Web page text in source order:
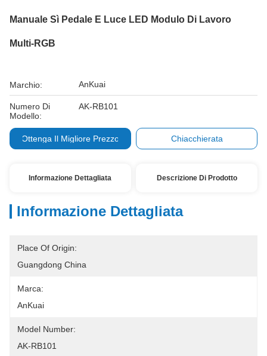
Manuale Sì Pedale E Luce LED Modulo Di Lavoro
Multi-RGB
Marchio: AnKuai
Numero Di
Modello:
AK-RB101
Ottenga Il Migliore Prezzo Chiacchierata
Informazione Dettagliata Descrizione Di Prodotto
Informazione Dettagliata
Place Of Origin:
Guangdong China
Marca:
AnKuai
Model Number:
AK-RB101